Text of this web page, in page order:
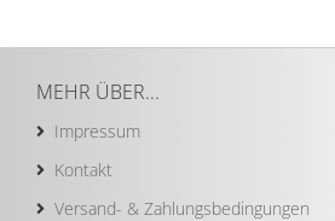
MEHR ÜBER...
Impressum
Kontakt
Versand- & Zahlungsbedingungen